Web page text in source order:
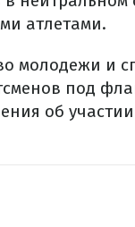
атлетами.
молодежи и
под
об участии